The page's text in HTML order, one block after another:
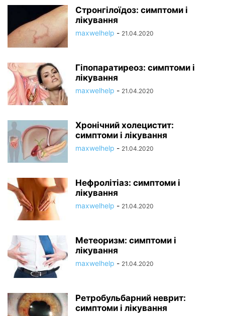
Стронгілоїдоз: симптоми і
лікування
maxwelhelp - 21.04.2020
Гіпопаратиреоз: симптоми і
лікування
maxwelhelp - 21.04.2020
Хронічний холецистит:
симптоми і лікування
maxwelhelp - 21.04.2020
Нефролітіаз: симптоми і
лікування
maxwelhelp - 21.04.2020
Метеоризм: симптоми і
лікування
maxwelhelp - 21.04.2020
Ретробульбарний неврит:
симптоми і лікування